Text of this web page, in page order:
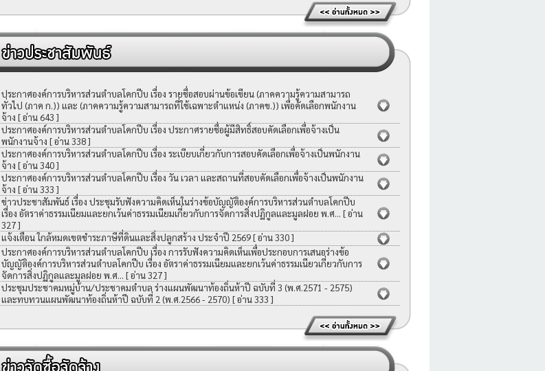
ประกาศองค์การบริหารส่วนตำบลโคกปีบ เรื่อง รายชื่อสอบผ่านข้อเขียน (ภาคความรู้ความสามารถ
ทั่วไป (ภาค ก.)) และ (ภาคความรู้ความสามารถที่ใช้เฉพาะตำแหน่ง (ภาคข.)) เพื่อคัดเลือกพนักงาน
จ้าง [ อ่าน 643 ]
ประกาศองค์การบริหารส่วนตำบลโคกปีบ เรื่อง ประกาศรายชื่อผู้มีสิทธิ์สอบคัดเลือกเพื่อจ้างเป็น
พนักงานจ้าง [ อ่าน 338 ]
ประกาศองค์การบริหารส่วนตำบลโคกปีบ เรื่อง ระเบียบเกี่ยวกับการสอบคัดเลือกเพื่อจ้างเป็นพนักงาน
จ้าง [ อ่าน 340 ]
ประกาศองค์การบริหารส่วนตำบลโคกปีบ เรื่อง วัน เวลา และสถานที่สอบคัดเลือกเพื่อจ้างเป็นพนักงาน
จ้าง [ อ่าน 333 ]
ข่าวประชาสัมพันธ์ เรื่อง ประชุมรับฟังความคิดเห็นในร่างข้อบัญญัติองค์การบริหารส่วนตำบลโคกปีบ
เรื่อง อัตราค่าธรรมเนียมและยกเว้นค่าธรรมเนียมเกี่ยวกับการจัดการสิ่งปฏิกูลและมูลฝอย พ.ศ... [ อ่าน
327 ]
แจ้งเตือน ใกล้หมดเขตชำระภาษีที่ดินและสิ่งปลูกสร้าง ประจำปี 2569[ อ่าน 330 ]
ประกาศองค์การบริหารส่วนตำบลโคกปีบ เรื่อง การรับฟังความคิดเห็นเพื่อประกอบการเสนอร่างข้อ
บัญญัติองค์การบริหารส่วนตำบลโคกปีบ เรื่อง อัตราค่าธรรมเนียมและยกเว้นค่าธรรมเนียวเกี่ยวกับการ
จัดการสิ่งปฏิกูลและมูลฝอย พ.ศ... [ อ่าน 327 ]
ประชุมประชาคมหมู่บ้าน/ประชาคมตำบล ร่างแผนพัฒนาท้องถิ่นห้าปี ฉบับที่ 3 (พ.ศ.2571 - 2575)
และทบทวนแผนพัฒนาท้องถิ่นห้าปี ฉบับที่ 2 (พ.ศ.2566 - 2570) [ อ่าน 333 ]